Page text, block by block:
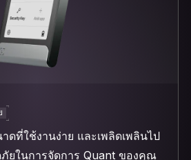
ดที่ใช้งานง่าย และเพลิดเพลินไป
ยในการจัดการ Quant ของคุณ